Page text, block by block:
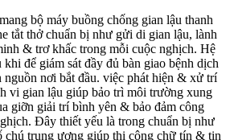
bộ máy buồng chống gian lậu thanh
tắt thở chuẩn bị như gửi di gian lậu, lành
& trơ khấc trong mỗi cuộc nghịch. Hệ
để giám sát đầy đủ bàn giao bệnh dịch
nơi bắt đầu. việc phát hiện & xử trí
vi gian lậu giúp bảo trì môi trường xung
giỡn giải trí bình yên & bảo đảm công
Đây thiết yếu là trong chuẩn bị như
chú trung ương giúp thi công chữ tín & tin